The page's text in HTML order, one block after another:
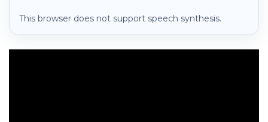
This browser does not support speech synthesis.